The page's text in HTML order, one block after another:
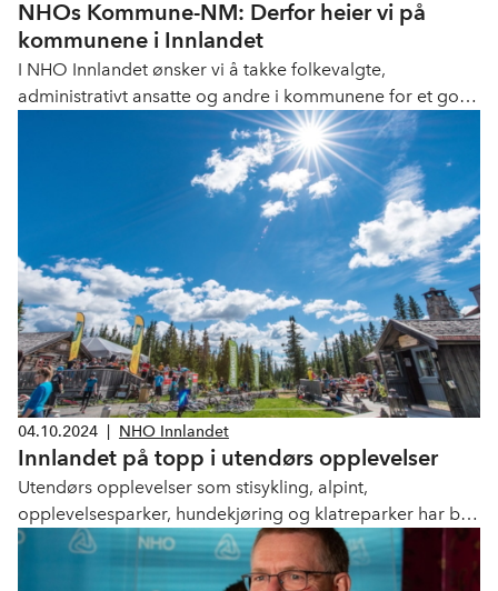
NHOs Kommune-NM: Derfor heier vi på
kommunene i Innlandet
I NHO Innlandet ønsker vi å takke folkevalgte,
administrativt ansatte og andre i kommunene for et godt
og tillitsfullt samarbeid. Noen ganger er vi utålmodige
på vegne av næringslivet og våre medlemsbedrifter, men
én ting er helt sikkert: Vi heier på dere!
04.10.2024 NHO Innlandet
Innlandet på topp i utendørs opplevelser
Utendørs opplevelser som stisykling, alpint,
opplevelsesparker, hundekjøring og klatreparker har blitt
big business. Verdiskapningen er mer enn doblet på 10
år, og aller høyest er den i Innlandet.